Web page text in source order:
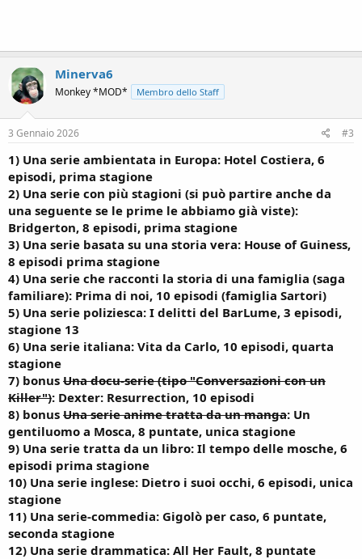
Minerva6
Monkey *MOD* Membro dello Staff
3 Gennaio 2026 #3
1) Una serie ambientata in Europa: Hotel Costiera, 6
episodi, prima stagione
2) Una serie con più stagioni (si può partire anche da
una seguente se le prime le abbiamo già viste):
Bridgerton, 8 episodi, prima stagione
3) Una serie basata su una storia vera: House of Guiness,
8 episodi prima stagione
4) Una serie che racconti la storia di una famiglia (saga
familiare): Prima di noi, 10 episodi (famiglia Sartori)
5) Una serie poliziesca: I delitti del BarLume, 3 episodi,
stagione 13
6) Una serie italiana: Vita da Carlo, 10 episodi, quarta
stagione
7) bonus Una docu-serie (tipo "Conversazioni con un
Killer"): Dexter: Resurrection, 10 episodi
8) bonus Una serie anime tratta da un manga: Un
gentiluomo a Mosca, 8 puntate, unica stagione
9) Una serie tratta da un libro: Il tempo delle mosche, 6
episodi prima stagione
10) Una serie inglese: Dietro i suoi occhi, 6 episodi, unica
stagione
11) Una serie-commedia: Gigolò per caso, 6 puntate,
seconda stagione
12) Una serie drammatica: All Her Fault, 8 puntate